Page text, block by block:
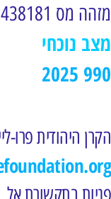
מזהה מס 26-1438181
מצב נוכחי
2025 990
הקרן היהודית פרו-